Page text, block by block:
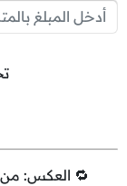
🔁 العكس: